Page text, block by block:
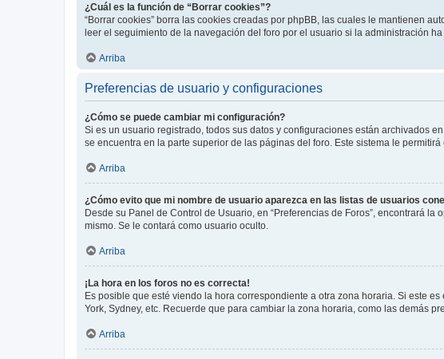
¿Cuál es la función de “Borrar cookies”?
“Borrar cookies” borra las cookies creadas por phpBB, las cuales le mantienen
leer el seguimiento de la navegación del foro por el usuario si la administración
Arriba
Preferencias de usuario y configuraciones
¿Cómo se puede cambiar mi configuración?
Si es un usuario registrado, todos sus datos y configuraciones están archivados
se encuentra en la parte superior de las páginas del foro. Este sistema le permitirá
Arriba
¿Cómo evito que mi nombre de usuario aparezca en las listas de usuarios
Desde su Panel de Control de Usuario, en “Preferencias de Foros”, encontrará la
mismo. Se le contará como usuario oculto.
Arriba
¡La hora en los foros no es correcta!
Es posible que esté viendo la hora correspondiente a otra zona horaria. Si este
York, Sydney, etc. Recuerde que para cambiar la zona horaria, como las demás
Arriba